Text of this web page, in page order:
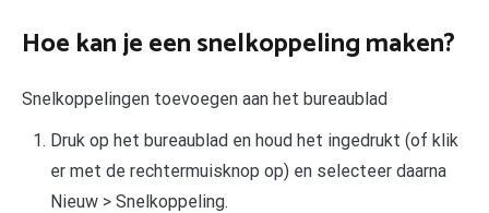
Hoe kan je een snelkoppeling maken?
Snelkoppelingen toevoegen aan het bureaublad
Druk op het bureaublad en houd het ingedrukt (of klik
er met de rechtermuisknop op) en selecteer daarna
Nieuw > Snelkoppeling.